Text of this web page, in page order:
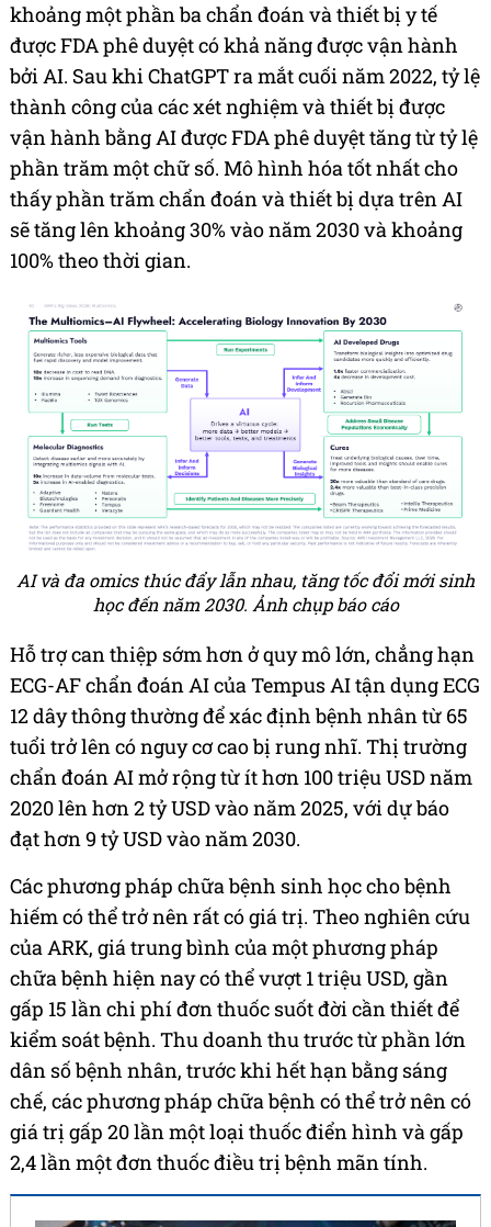
khoảng một phần ba chẩn đoán và thiết bị y tế
được FDA phê duyệt có khả năng được vận hành
bởi AI. Sau khi ChatGPT ra mắt cuối năm 2022, tỷ lệ
thành công của các xét nghiệm và thiết bị được
vận hành bằng AI được FDA phê duyệt tăng từ tỷ lệ
phần trăm một chữ số. Mô hình hóa tốt nhất cho
thấy phần trăm chẩn đoán và thiết bị dựa trên AI
sẽ tăng lên khoảng 30% vào năm 2030 và khoảng
100% theo thời gian.
AI và đa omics thúc đẩy lẫn nhau, tăng tốc đổi mới sinh
học đến năm 2030. Ảnh chụp báo cáo
Hỗ trợ can thiệp sớm hơn ở quy mô lớn, chẳng hạn
ECG-AF chẩn đoán AI của Tempus AI tận dụng ECG
12 dây thông thường để xác định bệnh nhân từ 65
tuổi trở lên có nguy cơ cao bị rung nhĩ. Thị trường
chẩn đoán AI mở rộng từ ít hơn 100 triệu USD năm
2020 lên hơn 2 tỷ USD vào năm 2025, với dự báo
đạt hơn 9 tỷ USD vào năm 2030.
Các phương pháp chữa bệnh sinh học cho bệnh
hiếm có thể trở nên rất có giá trị. Theo nghiên cứu
của ARK, giá trung bình của một phương pháp
chữa bệnh hiện nay có thể vượt 1 triệu USD, gần
gấp 15 lần chi phí đơn thuốc suốt đời cần thiết để
kiểm soát bệnh. Thu doanh thu trước từ phần lớn
dân số bệnh nhân, trước khi hết hạn bằng sáng
chế, các phương pháp chữa bệnh có thể trở nên có
giá trị gấp 20 lần một loại thuốc điển hình và gấp
2,4 lần một đơn thuốc điều trị bệnh mãn tính.